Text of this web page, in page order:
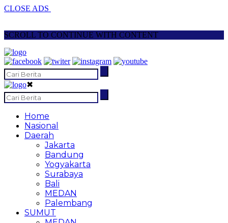
CLOSE ADS
SCROLL TO CONTINUE WITH CONTENT
✖
Home
Nasional
Daerah
Jakarta
Bandung
Yogyakarta
Surabaya
Bali
MEDAN
Palembang
SUMUT